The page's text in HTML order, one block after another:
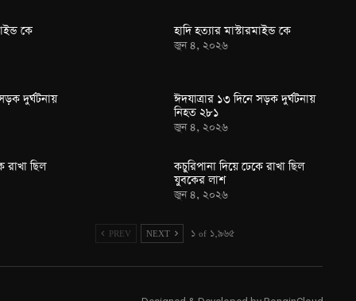
কে
দুর্ঘটনায়
রাখা ছিল
হাদি হত্যার মাস্টারমাইন্ড কে
জুন ৪, ২০২৬
ঈদযাত্রার ১৩ দিনে সড়ক দুর্ঘটনায়
নিহত ২৮১
জুন ৪, ২০২৬
কচুরিপানা দিয়ে ঢেকে রাখা ছিল
যুবকের লাশ
জুন ৪, ২০২৬
PREV NEXT ১ of ১,৯৬৫